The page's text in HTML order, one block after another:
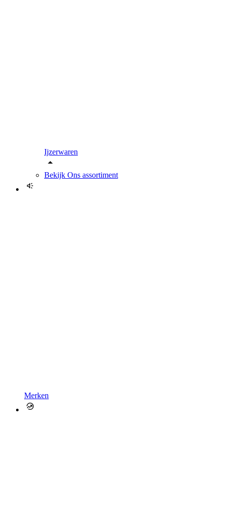
Ijzerwaren
Bekijk Ons assortiment
Merken